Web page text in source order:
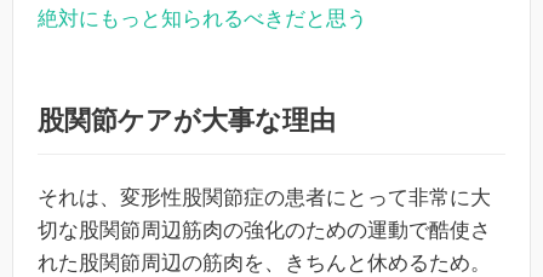
絶対にもっと知られるべきだと思う
股関節ケアが大事な理由
それは、変形性股関節症の患者にとって非常に大
切な股関節周辺筋肉の強化のための運動で酷使さ
れた股関節周辺の筋肉を、きちんと休めるため。